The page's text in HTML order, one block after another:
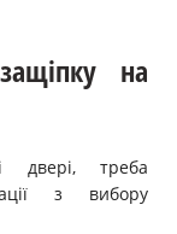
на
двері, треба
з вибору